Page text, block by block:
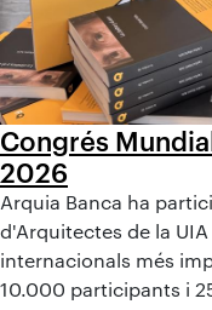
Congrés
2026
Arquia Banca ha
d'Arquitectes de la
internacionals més
10.000 participants i